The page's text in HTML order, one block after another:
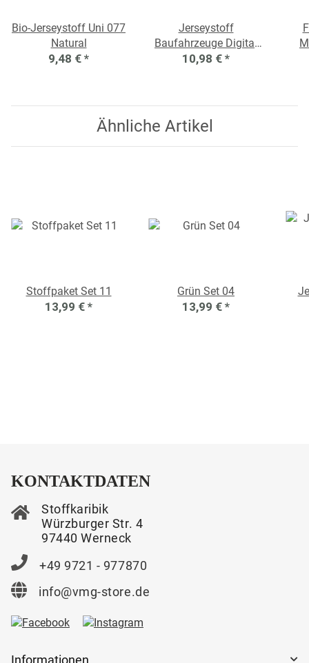
Bio-Jerseystoff Uni 077
Natural
9,48 € *
Jerseystoff
Baufahrzeuge Digital
Schwarz
10,98 € *
Ähnliche Artikel
Stoffpaket Set 11
13,99 € *
Grün Set 04
13,99 € *
KONTAKTDATEN
Stoffkaribik
Würzburger Str. 4
97440 Werneck
+49 9721 - 977870
info@vmg-store.de
Informationen